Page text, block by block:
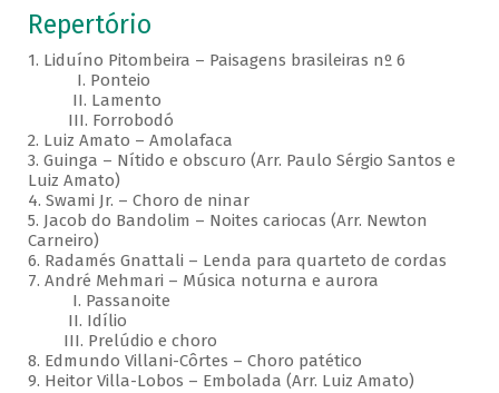
Repertório
1. Liduíno Pitombeira – Paisagens brasileiras nº 6
I. Ponteio
II. Lamento
III. Forrobodó
2. Luiz Amato – Amolafaca
3. Guinga – Nítido e obscuro (Arr. Paulo Sérgio Santos e
Luiz Amato)
4. Swami Jr. – Choro de ninar
5. Jacob do Bandolim – Noites cariocas (Arr. Newton
Carneiro)
6. Radamés Gnattali – Lenda para quarteto de cordas
7. André Mehmari – Música noturna e aurora
I. Passanoite
II. Idílio
III. Prelúdio e choro
8. Edmundo Villani-Côrtes – Choro patético
9. Heitor Villa-Lobos – Embolada (Arr. Luiz Amato)